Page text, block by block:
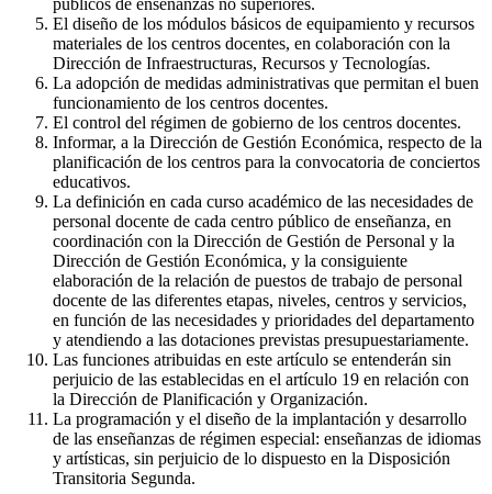
El diseño de los módulos básicos de equipamiento y recursos
materiales de los centros docentes, en colaboración con la
Dirección de Infraestructuras, Recursos y Tecnologías.
La adopción de medidas administrativas que permitan el buen
funcionamiento de los centros docentes.
El control del régimen de gobierno de los centros docentes.
Informar, a la Dirección de Gestión Económica, respecto de la
planificación de los centros para la convocatoria de conciertos
educativos.
La definición en cada curso académico de las necesidades de
personal docente de cada centro público de enseñanza, en
coordinación con la Dirección de Gestión de Personal y la
Dirección de Gestión Económica, y la consiguiente
elaboración de la relación de puestos de trabajo de personal
docente de las diferentes etapas, niveles, centros y servicios,
en función de las necesidades y prioridades del departamento
y atendiendo a las dotaciones previstas presupuestariamente.
Las funciones atribuidas en este artículo se entenderán sin
perjuicio de las establecidas en el artículo 19 en relación con
la Dirección de Planificación y Organización.
La programación y el diseño de la implantación y desarrollo
de las enseñanzas de régimen especial: enseñanzas de idiomas
y artísticas, sin perjuicio de lo dispuesto en la Disposición
Transitoria Segunda.